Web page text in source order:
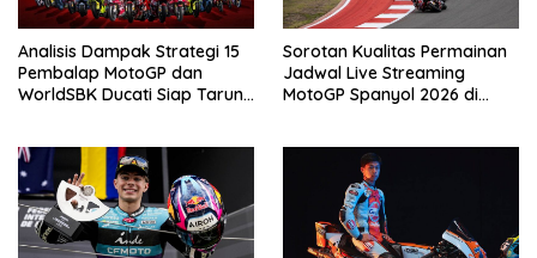
Analisis Dampak Strategi 15
Pembalap MotoGP dan
WorldSBK Ducati Siap Tarung
Sorotan Kualitas Permainan
Jadwal Live Streaming
MotoGP Spanyol 2026 di